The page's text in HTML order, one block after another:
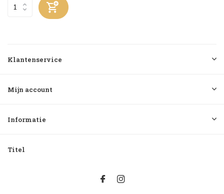
Klantenservice
Mijn account
Informatie
Titel